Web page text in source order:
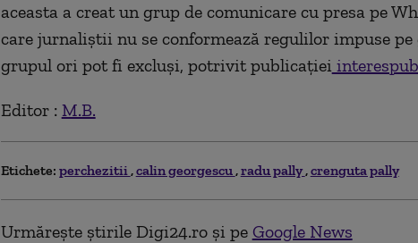
aceasta a creat un grup de comunicare cu presa pe
care jurnaliștii nu se conformează regulilor impuse
grupul ori pot fi excluşi, potrivit publicației
Editor : M.B.
Etichete: perchezitii calin georgescu radu pally crenguta pally
Urmărește știrile Digi24.ro și pe Google News